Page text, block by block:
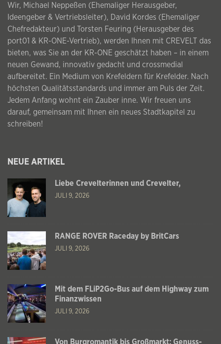
Wir, Michael Neppeßen (Ehemaliger Herausgeber,
Ideengeber & Vertriebsleiter), David Kordes (Ehemaliger
Chefredakteur) und Torsten Feuring (Herausgeber des
port01 & KR-ONE-Vertrieb), werden Ihnen mit CREVELT das
bieten, was Sie an der KR-ONE geschätzt haben – in einem
neuen Gewand, innovativ gedacht und crossmedial
aufbereitet. Ein Medium von Krefeldern für Krefelder. Nach
höchsten Qualitätsstandards und immer am Puls der Zeit.
Jedem Anfang wohnt ein Zauber inne. Wir freuen uns
darauf, gemeinsam mit Ihnen ein neues Stadtkapitel zu
schreiben!
NEUE ARTIKEL
Liebe Crevelterinnen und Crevelter,
JULI 9, 2026
RANGE ROVER Raceday by BritCars
JULI 9, 2026
Mit dem FLiP2Go-Bus auf dem Highway zum
Finanzwissen
JULI 9, 2026
Von Burgromantik bis Großmarkt: Genuss-